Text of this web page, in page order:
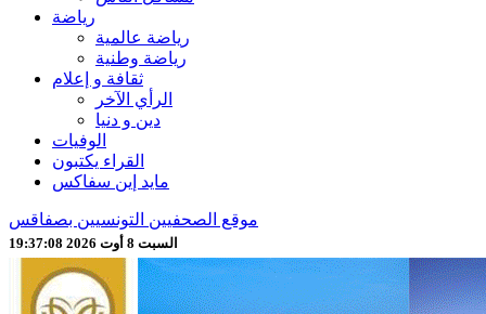
رياضة
رياضة عالمية
رياضة وطنية
ثقافة و إعلام
الرأي الآخر
دين و دنيا
الوفيات
القراء يكتبون
مايد إين سفاكس
موقع الصحفيين التونسيين بصفاقس
السبت 8 أوت 2026 19:37:10